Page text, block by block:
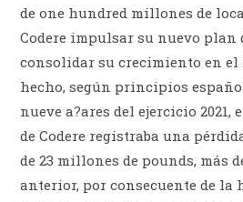
de one hundred millones de
Codere impulsar su nuevo plan
consolidar su crecimiento en el
hecho, según principios
nueve a?ares del ejercicio
de Codere registraba una
de 23 millones de pounds, más
anterior, por consecuente de